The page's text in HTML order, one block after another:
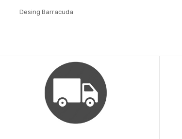
Desing Barracuda